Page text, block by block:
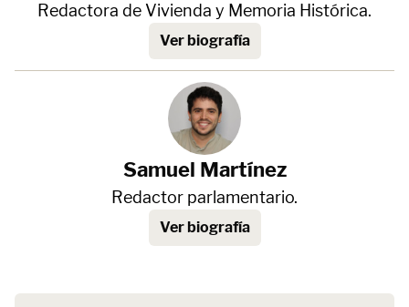
Redactora de Vivienda y Memoria Histórica.
Ver biografía
Samuel Martínez
Redactor parlamentario.
Ver biografía